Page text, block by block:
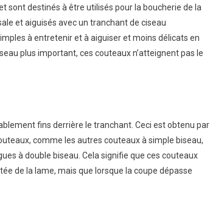
sont destinés à être utilisés pour la boucherie de la
et aiguisés avec un tranchant de ciseau
à entretenir et à aiguiser et moins délicats en
plus important, ces couteaux n’atteignent pas le
fins derrière le tranchant. Ceci est obtenu par
comme les autres couteaux à simple biseau,
à double biseau. Cela signifie que ces couteaux
de la lame, mais que lorsque la coupe dépasse